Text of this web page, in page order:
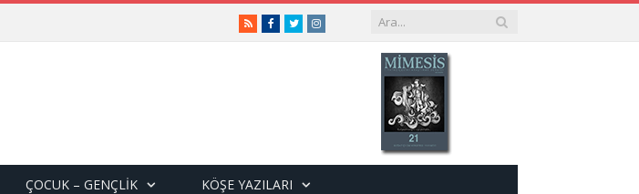
RSSFacebook
TwitterInstagram
ÇOCUK – GENÇLIK KÖŞE YAZILARI